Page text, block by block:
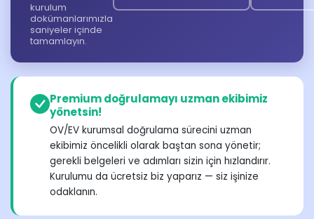
kurulum
dokümanlarımızla
saniyeler içinde
tamamlayın.
Premium doğrulamayı uzman ekibimiz
yönetsin!
OV/EV kurumsal doğrulama sürecini uzman
ekibimiz öncelikli olarak baştan sona yönetir;
gerekli belgeleri ve adımları sizin için hızlandırır.
Kurulumu da ücretsiz biz yaparız — siz işinize
odaklanın.